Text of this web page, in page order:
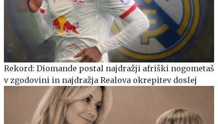
Rekord: Diomande postal najdražji afriški nogometaš
v zgodovini in najdražja Realova okrepitev doslej